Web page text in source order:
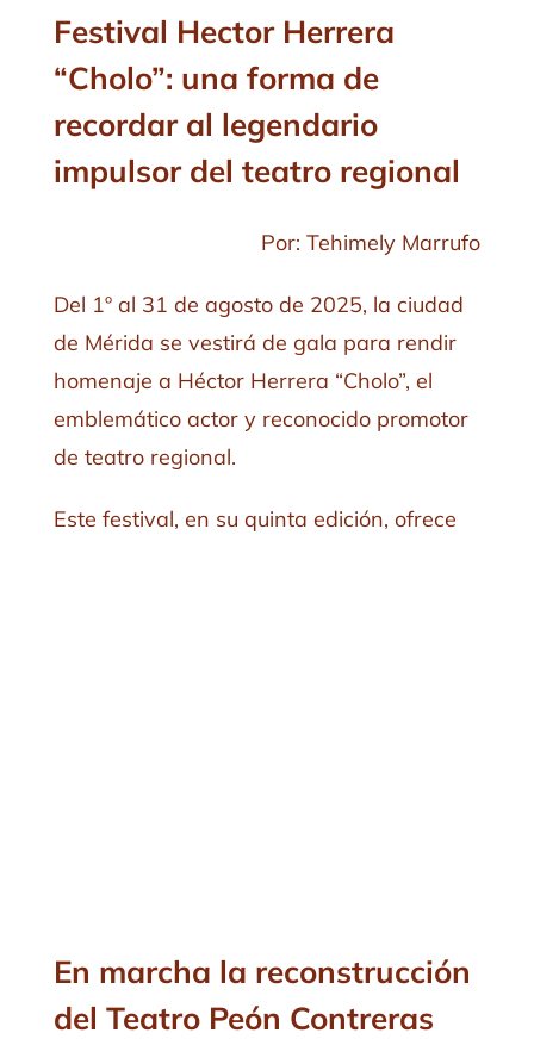
Festival Hector Herrera
“Cholo”: una forma de
recordar al legendario
impulsor del teatro regional
Por: Tehimely Marrufo
Del 1º al 31 de agosto de 2025, la ciudad
de Mérida se vestirá de gala para rendir
homenaje a Héctor Herrera “Cholo”, el
emblemático actor y reconocido promotor
de teatro regional.
Este festival, en su quinta edición, ofrece
En marcha la reconstrucción
del Teatro Peón Contreras